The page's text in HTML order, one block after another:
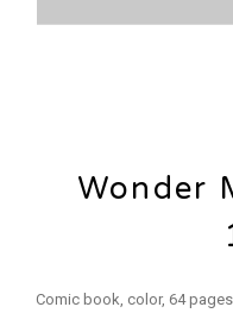
Wonder
Comic book, color, 64 pages